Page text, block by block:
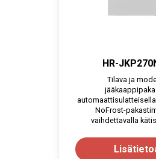
HR-
Tilava ja
NoFrost-
vaihdettavalla